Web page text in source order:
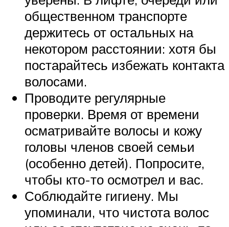
общественном транспорте
держитесь от остальных на
некотором расстоянии: хотя бы
постарайтесь избежать контакта
волосами.
Проводите регулярные
проверки. Время от времени
осматривайте волосы и кожу
головы членов своей семьи
(особенно детей). Попросите,
чтобы кто-то осмотрел и вас.
Соблюдайте гигиену. Мы
упоминали, что чистота волос